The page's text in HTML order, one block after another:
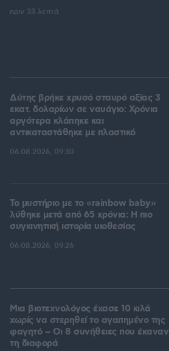
πριν 33 λεπτά
Δύτης βρήκε χρυσό σταυρό αξίας 3
εκατ. δολαρίων σε ναυάγιο: Χρόνια
αργότερα κλάπηκε και
αντικαταστάθηκε με πλαστικό
06.08.2026, 09:30
Το μυστήριο με το «rainbow baby»
λύθηκε μετά από 65 χρόνια: Η πιο
συγκινητική ιστορία υιοθεσίας
06.08.2026, 09:26
Μια βιοτεχνολόγος έχασε 10 κιλά
χωρίς να στερηθεί το αγαπημένο της
φαγητό – Οι 8 συνήθειες που έκαναν
τη διαφορά